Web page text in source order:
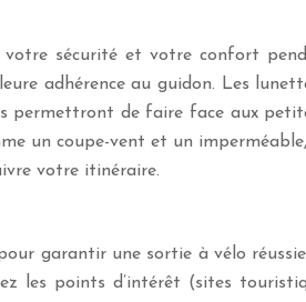
votre sécurité et votre confort
adhérence au guidon. Les
permettront de faire face aux
un coupe-vent et un
votre itinéraire.
garantir une sortie à vélo
les points d’intérêt (sites